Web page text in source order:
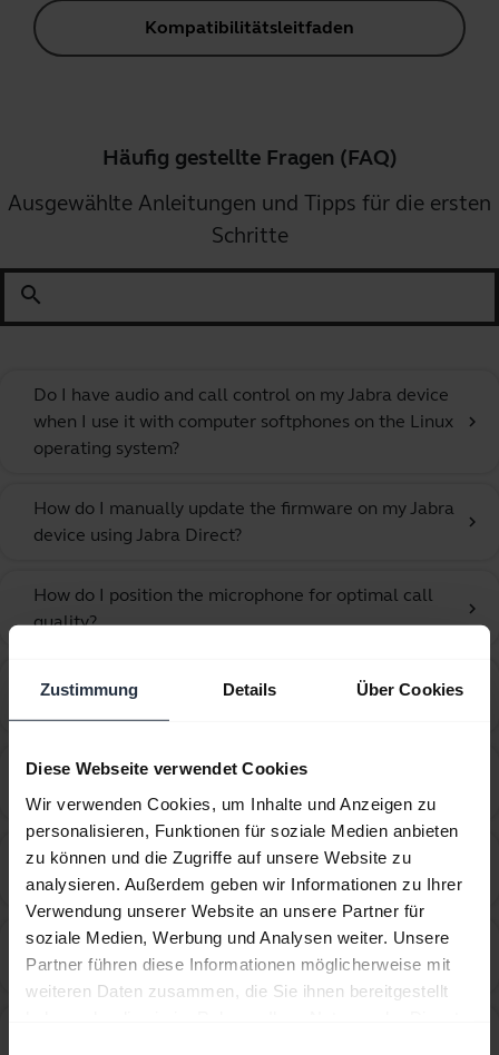
Zustimmung Details Über Cookies
Diese Webseite verwendet Cookies
Wir verwenden Cookies, um Inhalte und Anzeigen zu
personalisieren, Funktionen für soziale Medien anbieten
zu können und die Zugriffe auf unsere Website zu
analysieren. Außerdem geben wir Informationen zu Ihrer
Verwendung unserer Website an unsere Partner für
soziale Medien, Werbung und Analysen weiter. Unsere
Partner führen diese Informationen möglicherweise mit
weiteren Daten zusammen, die Sie ihnen bereitgestellt
Kompatibilitätsleitfaden
Häufig gestellte Fragen (FAQ)
Ausgewählte Anleitungen und Tipps für die ersten
Schritte
search
Do I have audio and call control on my Jabra device
when I use it with computer softphones on the Linux
operating system?
chevron_right
How do I manually update the firmware on my Jabra
device using Jabra Direct?
chevron_right
How do I position the microphone for optimal call
quality?
chevron_right
How do I recover from an unsuccessful firmware
chevron_right
How do I set my Jabra device as the default audio
device on my macOS computer?
How do I set my Jabra device as the default audio
device on my Windows computer?
How do I set up my Jabra device to hear music from
the computer?